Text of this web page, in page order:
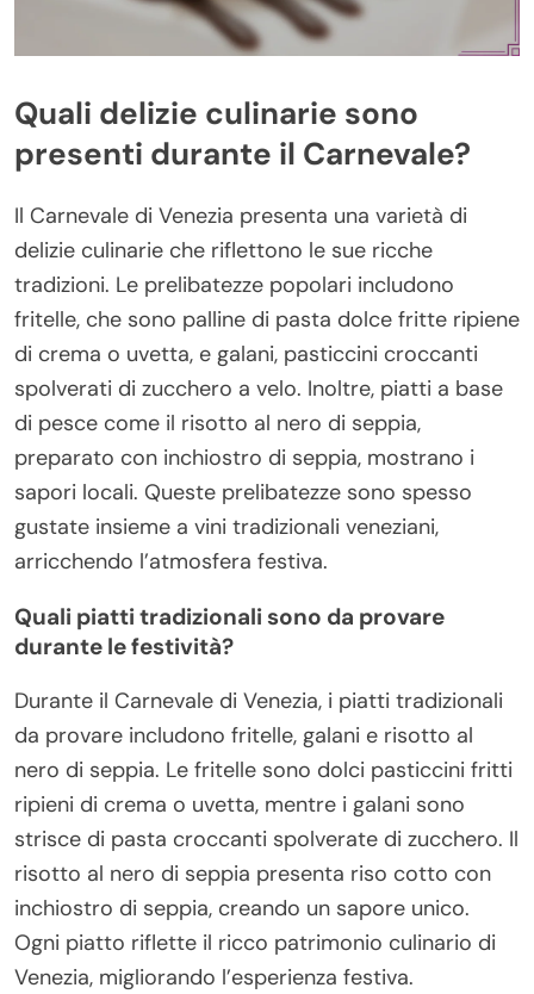
Quali delizie culinarie sono
presenti durante il Carnevale?
Il Carnevale di Venezia presenta una varietà di
delizie culinarie che riflettono le sue ricche
tradizioni. Le prelibatezze popolari includono
fritelle, che sono palline di pasta dolce fritte ripiene
di crema o uvetta, e galani, pasticcini croccanti
spolverati di zucchero a velo. Inoltre, piatti a base
di pesce come il risotto al nero di seppia,
preparato con inchiostro di seppia, mostrano i
sapori locali. Queste prelibatezze sono spesso
gustate insieme a vini tradizionali veneziani,
arricchendo l’atmosfera festiva.
Quali piatti tradizionali sono da provare
durante le festività?
Durante il Carnevale di Venezia, i piatti tradizionali
da provare includono fritelle, galani e risotto al
nero di seppia. Le fritelle sono dolci pasticcini fritti
ripieni di crema o uvetta, mentre i galani sono
strisce di pasta croccanti spolverate di zucchero. Il
risotto al nero di seppia presenta riso cotto con
inchiostro di seppia, creando un sapore unico.
Ogni piatto riflette il ricco patrimonio culinario di
Venezia, migliorando l’esperienza festiva.